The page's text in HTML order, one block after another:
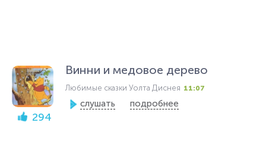
294
Винни и медовое дерево
Любимые сказки Уолта Диснея 11:07
слушать подробнее